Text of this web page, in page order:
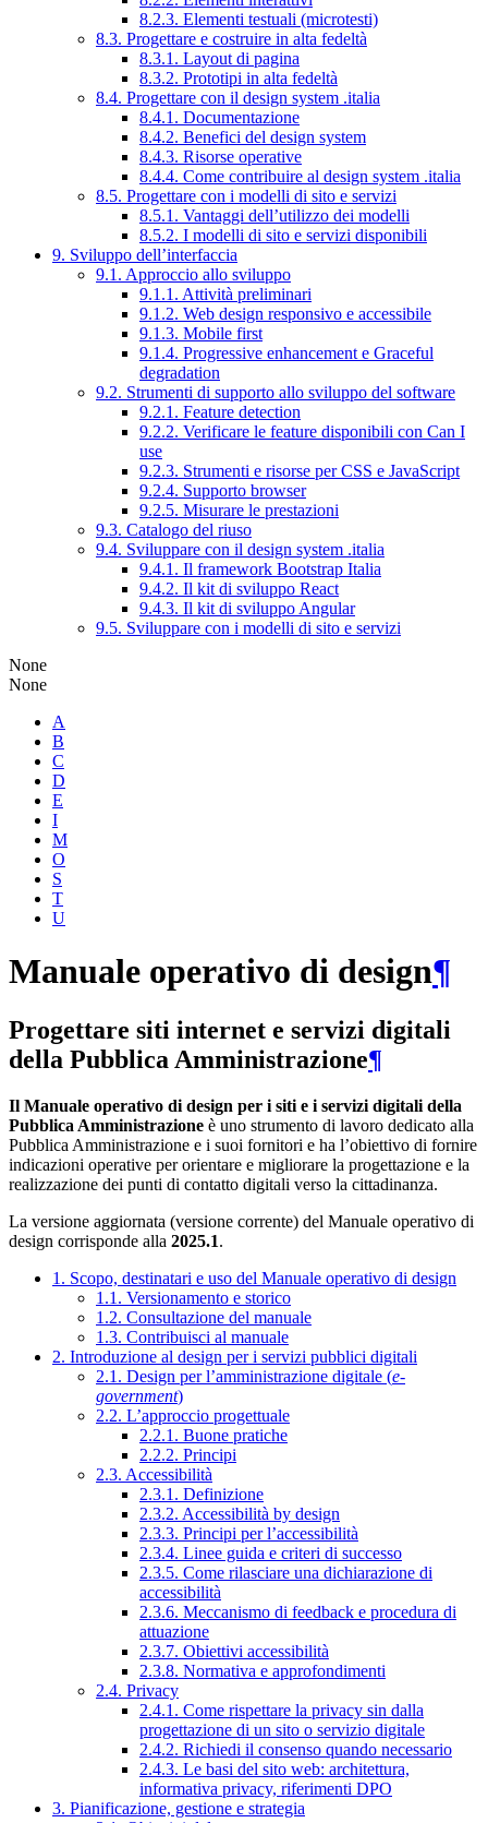
8.2.3. Elementi testuali (microtesti)
8.3. Progettare e costruire in alta fedeltà
8.3.1. Layout di pagina
8.3.2. Prototipi in alta fedeltà
8.4. Progettare con il design system .italia
8.4.1. Documentazione
8.4.2. Benefici del design system
8.4.3. Risorse operative
8.4.4. Come contribuire al design system .italia
8.5. Progettare con i modelli di sito e servizi
8.5.1. Vantaggi dell’utilizzo dei modelli
8.5.2. I modelli di sito e servizi disponibili
9. Sviluppo dell’interfaccia
9.1. Approccio allo sviluppo
9.1.1. Attività preliminari
9.1.2. Web design responsivo e accessibile
9.1.3. Mobile first
9.1.4. Progressive enhancement e Graceful
degradation
9.2. Strumenti di supporto allo sviluppo del software
9.2.1. Feature detection
9.2.2. Verificare le feature disponibili con Can I
use
9.2.3. Strumenti e risorse per CSS e JavaScript
9.2.4. Supporto browser
9.2.5. Misurare le prestazioni
9.3. Catalogo del riuso
9.4. Sviluppare con il design system .italia
9.4.1. Il framework Bootstrap Italia
9.4.2. Il kit di sviluppo React
9.4.3. Il kit di sviluppo Angular
9.5. Sviluppare con i modelli di sito e servizi
None
None
A
B
C
D
E
I
M
O
S
T
U
Manuale operativo di design¶
Progettare siti internet e servizi digitali
della Pubblica Amministrazione¶
Il Manuale operativo di design per i siti e i servizi digitali della
Pubblica Amministrazione è uno strumento di lavoro dedicato alla
Pubblica Amministrazione e i suoi fornitori e ha l’obiettivo di fornire
indicazioni operative per orientare e migliorare la progettazione e la
realizzazione dei punti di contatto digitali verso la cittadinanza.
La versione aggiornata (versione corrente) del Manuale operativo di
design corrisponde alla 2025.1.
1. Scopo, destinatari e uso del Manuale operativo di design
1.1. Versionamento e storico
1.2. Consultazione del manuale
1.3. Contribuisci al manuale
2. Introduzione al design per i servizi pubblici digitali
2.1. Design per l’amministrazione digitale (e-
government)
2.2. L’approccio progettuale
2.2.1. Buone pratiche
2.2.2. Principi
2.3. Accessibilità
2.3.1. Definizione
2.3.2. Accessibilità by design
2.3.3. Principi per l’accessibilità
2.3.4. Linee guida e criteri di successo
2.3.5. Come rilasciare una dichiarazione di
accessibilità
2.3.6. Meccanismo di feedback e procedura di
attuazione
2.3.7. Obiettivi accessibilità
2.3.8. Normativa e approfondimenti
2.4. Privacy
2.4.1. Come rispettare la privacy sin dalla
progettazione di un sito o servizio digitale
2.4.2. Richiedi il consenso quando necessario
2.4.3. Le basi del sito web: architettura,
informativa privacy, riferimenti DPO
3. Pianificazione, gestione e strategia